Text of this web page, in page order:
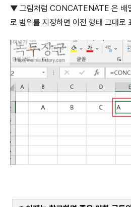
▼ 그림처럼 CONCATENATE 은 배
로 범위를 지정하면 이전 형태 그대로